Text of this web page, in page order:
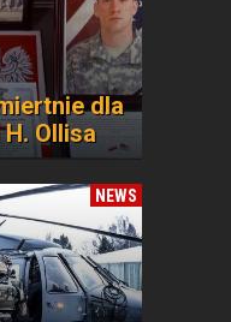
dla
Ollisa
NEWS